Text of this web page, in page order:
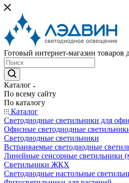
Готовый интернет-магазин товаров
Каталог
По всему сайту
По каталогу
Каталог
Светодиодные светильники для
Офисные светодиодные
Светодиодные светильники
Встраиваемые светодиодные
Линейные сенсорные светильники
Светильники ЖКХ
Светодиодные настольные